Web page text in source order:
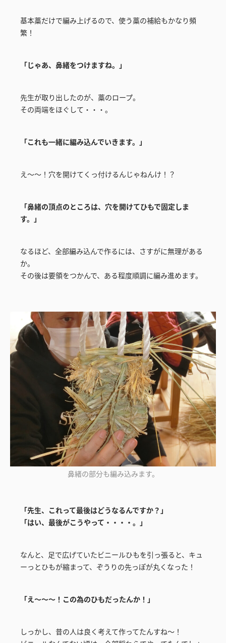
基本藁だけで編み上げるので、使う藁の補給もかなり頻
繁！
「じゃあ、鼻緒をつけますね。」
先生が取り出したのが、藁のロープ。
その両端をほぐして・・・。
「これも一緒に編み込んでいきます。」
え～～！穴を開けてくっ付けるんじゃねんけ！？
「鼻緒の頂点のところは、穴を開けてひもで固定しま
す。」
なるほど、全部編み込んで作るには、さすがに無理がある
か。
その後は要領をつかんで、ある程度順調に編み進めます。
鼻緒の部分も編み込みます。
「先生、これって最後はどうなるんですか？」
「はい、最後がこうやって・・・・。」
なんと、足で広げていたビニールひもを引っ張ると、キュ
ーっとひもが縮まって、ぞうりの先っぽが丸くなった！
「え～～～！この為のひもだったんか！」
しっかし、昔の人は良く考えて作ってたんすね～！